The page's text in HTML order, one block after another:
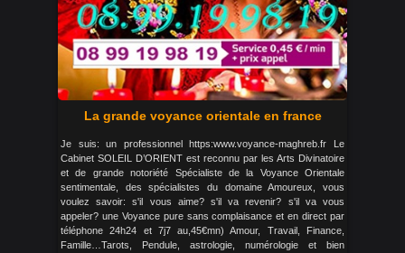
La grande voyance orientale en france
Je suis: un professionnel https:www.voyance-maghreb.fr Le
Cabinet SOLEIL D’ORIENT est reconnu par les Arts Divinatoire
et de grande notoriété Spécialiste de la Voyance Orientale
sentimentale, des spécialistes du domaine Amoureux, vous
voulez savoir: s'il vous aime? s'il va revenir? s'il va vous
appeler? une Voyance pure sans complaisance et en direct par
téléphone 24h24 et 7j7 au,45€mn) Amour, Travail, Finance,
Famille…Tarots, Pendule, astrologie, numérologie et bien